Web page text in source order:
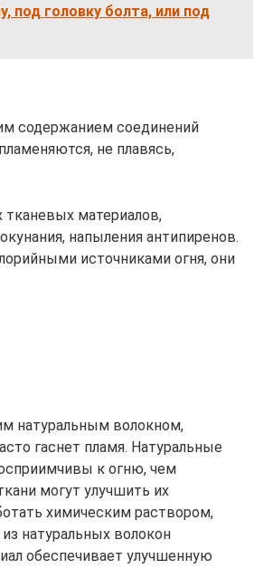
под головку болта, или под
содержанием соединений
не плавясь,
материалов,
напыления антипиренов.
источниками огня, они
натуральным волокном,
гаснет пламя. Натуральные
к огню, чем
могут улучшить их
химическим раствором,
натуральных волокон
обеспечивает улучшенную